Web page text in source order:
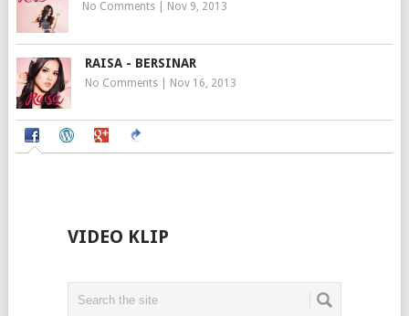
No Comments| Nov 9, 2013
RAISA - BERSINAR
No Comments| Nov 16, 2013
VIDEO KLIP